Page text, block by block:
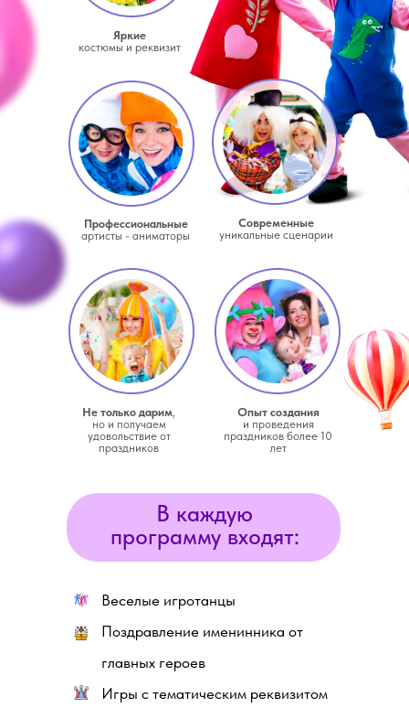
Не только дарим,
но и получаем
удовольствие от
праздников
Современные
уникальные сценарии
Профессиональные
артисты - аниматоры
Яркие
костюмы и реквизит
Опыт создания
и проведения
праздников более 10
лет
Веселые игротанцы
Поздравление именинника от
главных героев
Игры с тематическим реквизитом
В каждую
программу входят: